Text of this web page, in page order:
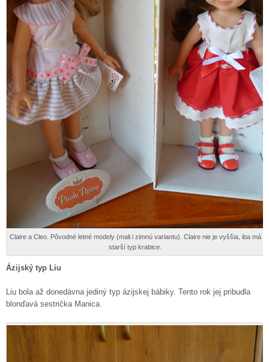
Claire a Cleo. Pôvodné letné modely (mali i zimnú variantu). Claire nie je vyššia, iba má
starší typ krabice.
Ázijský typ Liu
Liu bola až donedávna jediný typ ázijskej bábiky. Tento rok jej pribudla
blonďavá sestrička Manica.